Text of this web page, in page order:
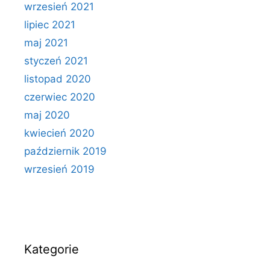
wrzesień 2021
lipiec 2021
maj 2021
styczeń 2021
listopad 2020
czerwiec 2020
maj 2020
kwiecień 2020
październik 2019
wrzesień 2019
Kategorie